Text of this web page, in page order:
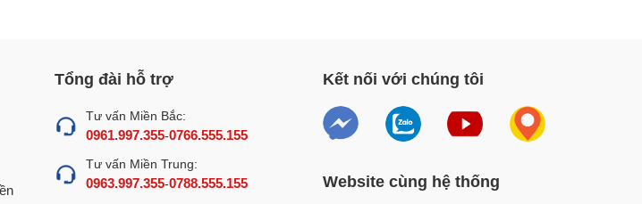
Tổng đài hỗ trợ
Tư vấn Miền Bắc:
0961.997.355-0766.555.155
Tư vấn Miền Trung:
0963.997.355-0788.555.155
Kết nối với chúng tôi
Website cùng hệ thống